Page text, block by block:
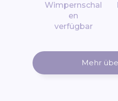
Wimpernschal
en
verfügbar
Mehr